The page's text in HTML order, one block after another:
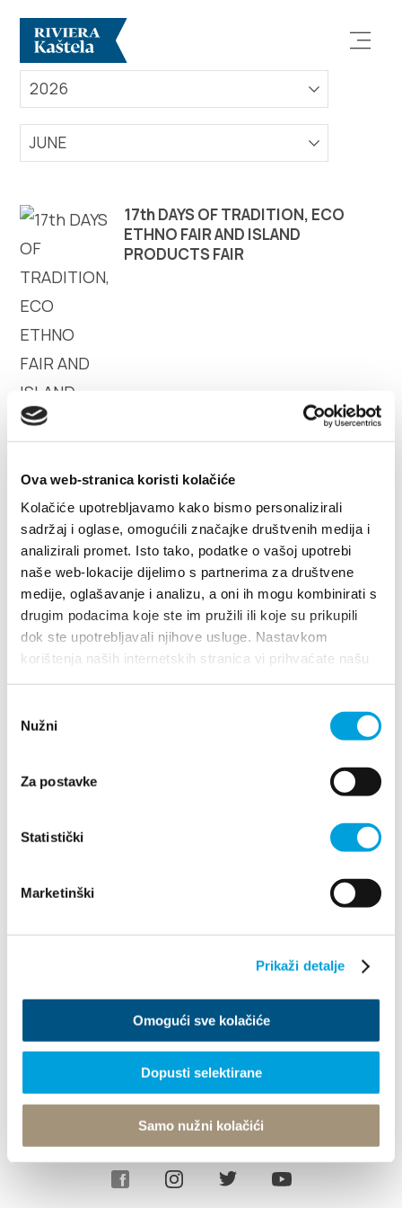
Ova web-stranica koristi kolačiće
Kolačiće upotrebljavamo kako bismo personalizirali
sadržaj i oglase, omogućili značajke društvenih medija i
analizirali promet. Isto tako, podatke o vašoj upotrebi
naše web-lokacije dijelimo s partnerima za društvene
medije, oglašavanje i analizu, a oni ih mogu kombinirati s
drugim podacima koje ste im pružili ili koje su prikupili
dok ste upotrebljavali njihove usluge. Nastavkom
korištenja naših internetskih stranica vi prihvaćate našu
pristanka
Nužni
Za postavke
Statistički
Marketinški
Prikaži detalje
Omogući sve kolačiće
Dopusti selektirane
Samo nužni kolačići
Explore
Destination
What to do
Info
Multimedia
Safe in Dalmatia
en
+385 21 227 933
info@kastela-info.hr
21216 Kaštel Stari, Hrvatska
Directions
EVENTS
2026
JUNE
17th DAYS OF TRADITION, ECO
ETHNO FAIR AND ISLAND
PRODUCTS FAIR
Villa Nika, Kamberovo šetalište 30
Explore
Destination
Info
Tourist office
© TZ Kastela 2022 Cookie Policy Developed by:Nove vibracije
Design by:Signed Design